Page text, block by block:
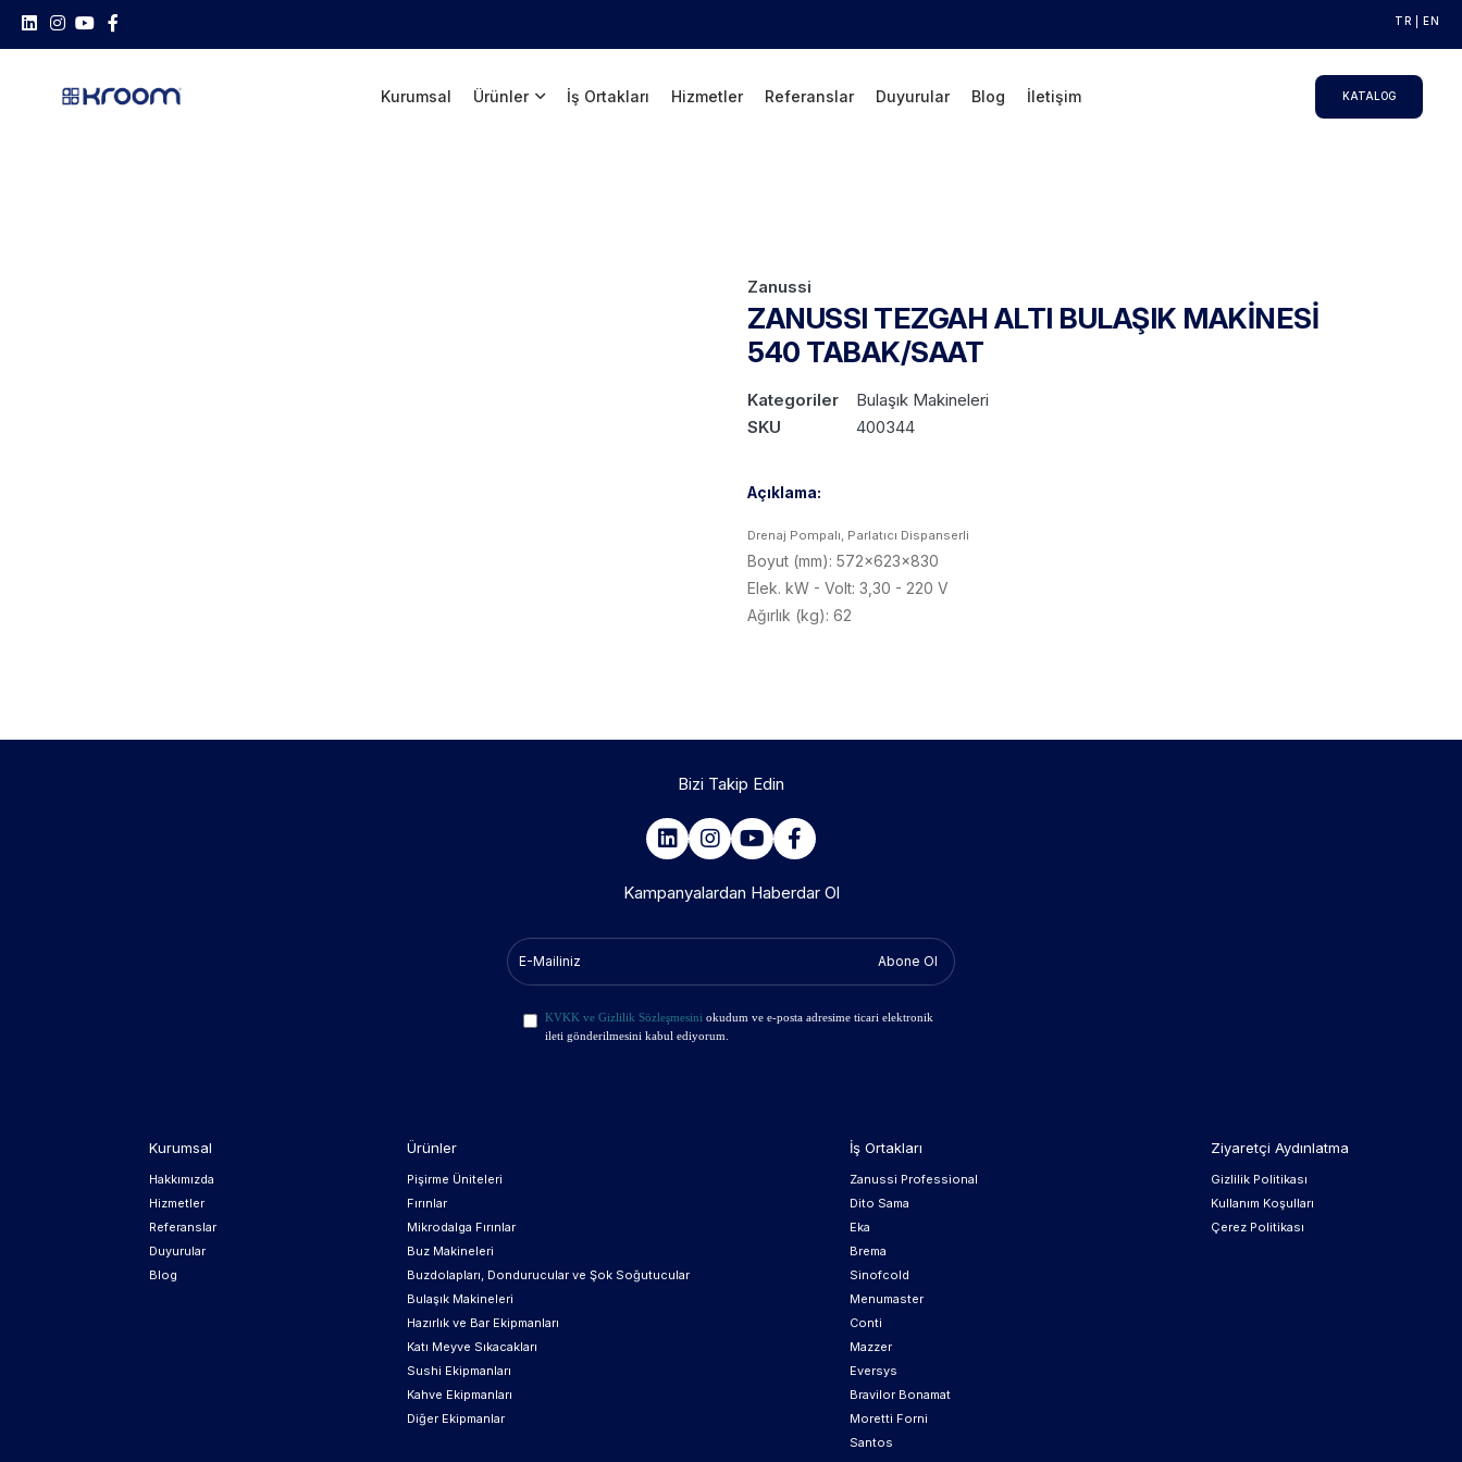
TR EN
Kurumsal Ürünler İş Ortakları Hizmetler Referanslar Duyurular Blog İletişim KATALOG
Zanussi
ZANUSSI TEZGAH ALTI BULAŞIK MAKİNESİ
540 TABAK/SAAT
Kategoriler
Bulaşık Makineleri
SKU
400344
Açıklama:
Drenaj Pompalı, Parlatıcı Dispanserli
Boyut (mm): 572x623x830
Elek. kW - Volt: 3,30 - 220 V
Ağırlık (kg): 62
Bizi Takip Edin
Kampanyalardan Haberdar Ol
Abone Ol
KVKK ve Gizlilik Sözleşmesini okudum ve e-posta adresime ticari elektronik
ileti gönderilmesini kabul ediyorum.
Kurumsal
Hakkımızda
Hizmetler
Referanslar
Duyurular
Blog
Ürünler
Pişirme Üniteleri
Fırınlar
Mikrodalga Fırınlar
Buz Makineleri
Buzdolapları, Dondurucular ve Şok Soğutucular
Bulaşık Makineleri
Hazırlık ve Bar Ekipmanları
Katı Meyve Sıkacakları
Sushi Ekipmanları
Kahve Ekipmanları
Diğer Ekipmanlar
İş Ortakları
Zanussi Professional
Dito Sama
Eka
Brema
Sinofcold
Menumaster
Conti
Mazzer
Eversys
Bravilor Bonamat
Moretti Forni
Santos
Ziyaretçi Aydınlatma
Gizlilik Politikası
Kullanım Koşulları
Çerez Politikası